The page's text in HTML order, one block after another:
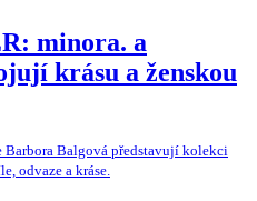
minora. a
krásu a ženskou
Barbora Balgová představují kolekci
odvaze a kráse.